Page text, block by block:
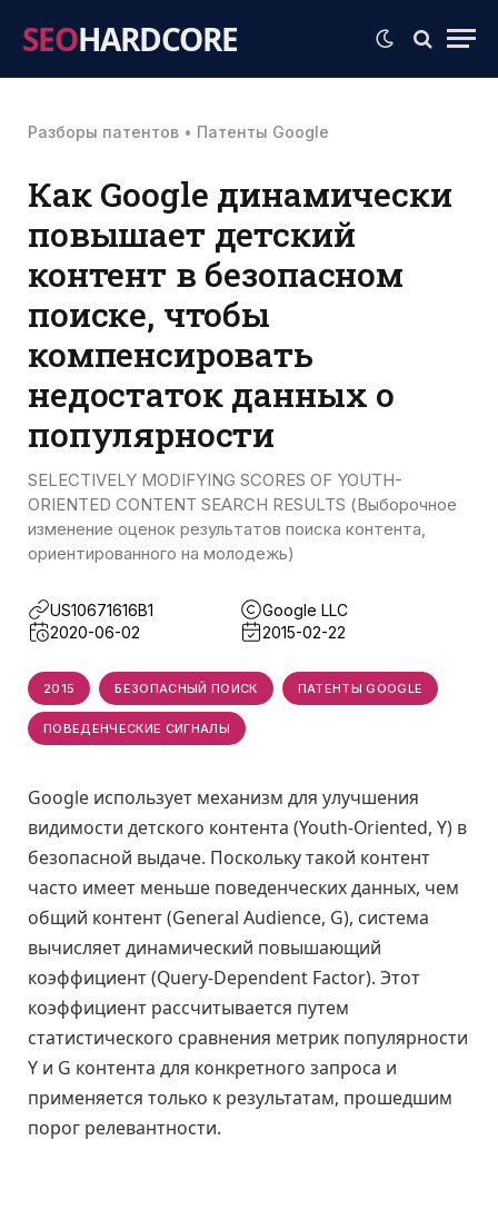
SEOHARDCORE
Разборы патентов • Патенты Google
Как Google динамически
повышает детский
контент в безопасном
поиске, чтобы
компенсировать
недостаток данных о
популярности
SELECTIVELY MODIFYING SCORES OF YOUTH-
ORIENTED CONTENT SEARCH RESULTS (Выборочное
изменение оценок результатов поиска контента,
ориентированного на молодежь)
US10671616B1
Google LLC
2020-06-02
2015-02-22
2015 БЕЗОПАСНЫЙ ПОИСК ПАТЕНТЫ GOOGLE
ПОВЕДЕНЧЕСКИЕ СИГНАЛЫ
Google использует механизм для улучшения
видимости детского контента (Youth-Oriented, Y) в
безопасной выдаче. Поскольку такой контент
часто имеет меньше поведенческих данных, чем
общий контент (General Audience, G), система
вычисляет динамический повышающий
коэффициент (Query-Dependent Factor). Этот
коэффициент рассчитывается путем
статистического сравнения метрик популярности
Y и G контента для конкретного запроса и
применяется только к результатам, прошедшим
порог релевантности.